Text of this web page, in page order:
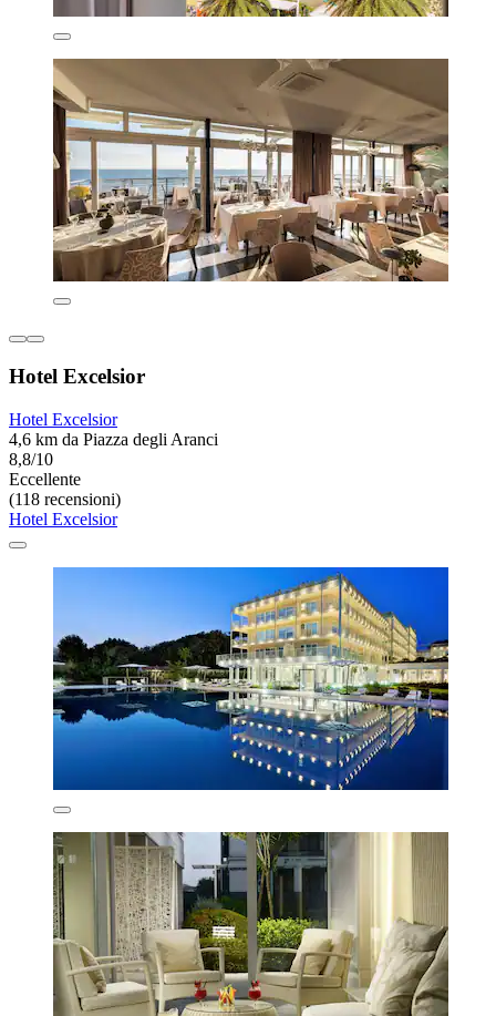
Hotel Excelsior
Hotel Excelsior
4,6 km da Piazza degli Aranci
8,8/10
Eccellente
(118 recensioni)
Hotel Excelsior